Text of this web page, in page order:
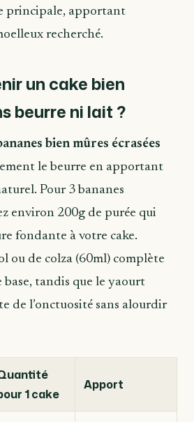
principale, apportant
recherché.
un cake bien
beurre ni lait ?
bien mûres écrasées
le beurre en apportant
Pour 3 bananes
environ 200g de purée qui
fondante à votre cake.
ou de colza (60ml) complète
tandis que le yaourt
de l’onctuosité sans alourdir
1 cake
Apport